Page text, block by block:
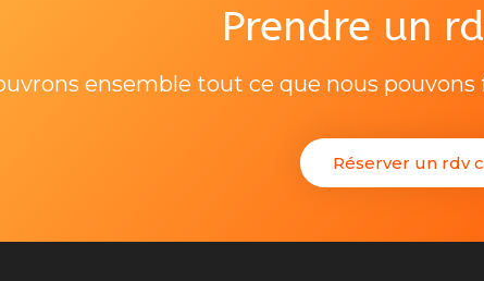
Prendre un
ensemble tout ce que nous pouvons
Réserver un rdv